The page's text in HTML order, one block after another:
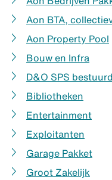
Aon BTA,
Aon Property Pool
Bouw en Infra
D&O SPS
Bibliotheken
Entertainment
Exploitanten
Garage Pakket
Groot Zakelijk